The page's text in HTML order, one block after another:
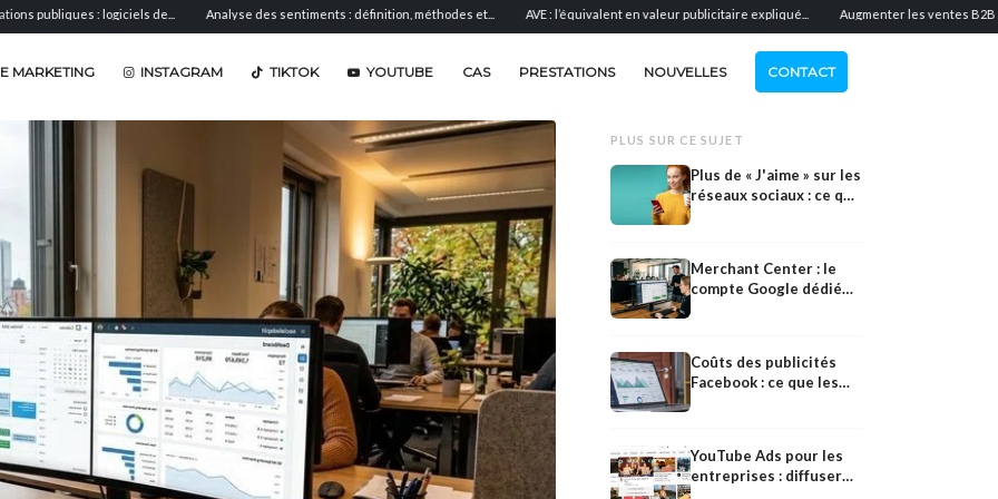
: logiciels de... Analyse des sentiments : définition, méthodes et... AVE : l’équivalent en valeur publicitaire expliqué... Augmenter les ventes B2B :
MARKETING INSTAGRAM TIKTOK YOUTUBE CAS PRESTATIONS NOUVELLES CONTACT
PLUS SUR CE SUJET
Plus de « J'aime » sur les
réseaux sociaux : ce qui
Merchant Center : le
compte Google dédié
Coûts des publicités
Facebook : ce que les
YouTube Ads pour les
entreprises : diffuser
LinkedIn